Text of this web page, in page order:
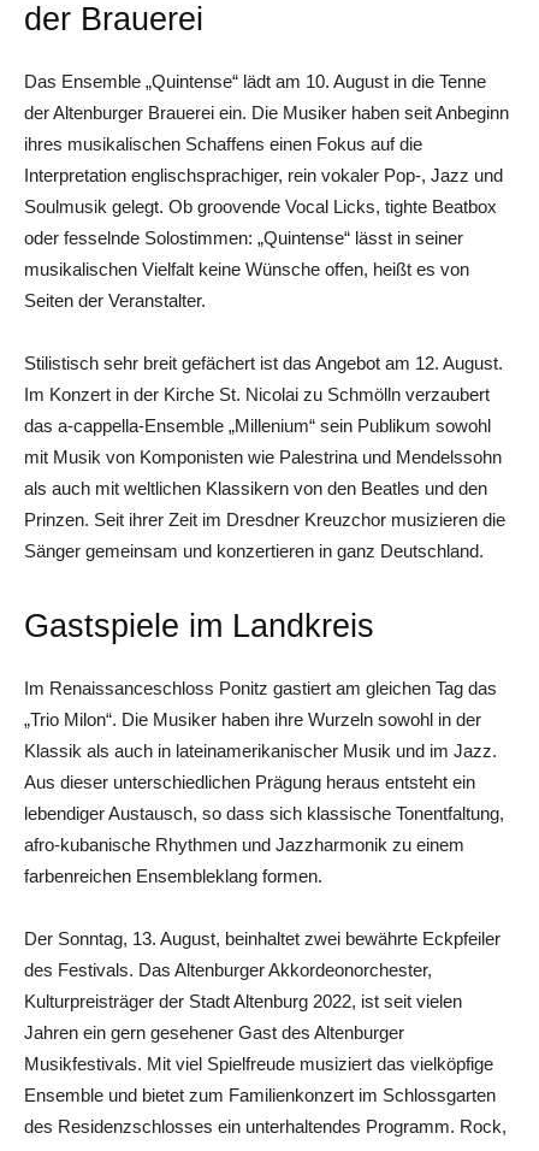
der Brauerei
Das Ensemble „Quintense“ lädt am 10. August in die Tenne
der Altenburger Brauerei ein. Die Musiker haben seit Anbeginn
ihres musikalischen Schaffens einen Fokus auf die
Interpretation englischsprachiger, rein vokaler Pop-, Jazz und
Soulmusik gelegt. Ob groovende Vocal Licks, tighte Beatbox
oder fesselnde Solostimmen: „Quintense“ lässt in seiner
musikalischen Vielfalt keine Wünsche offen, heißt es von
Seiten der Veranstalter.
Stilistisch sehr breit gefächert ist das Angebot am 12. August.
Im Konzert in der Kirche St. Nicolai zu Schmölln verzaubert
das a-cappella-Ensemble „Millenium“ sein Publikum sowohl
mit Musik von Komponisten wie Palestrina und Mendelssohn
als auch mit weltlichen Klassikern von den Beatles und den
Prinzen. Seit ihrer Zeit im Dresdner Kreuzchor musizieren die
Sänger gemeinsam und konzertieren in ganz Deutschland.
Gastspiele im Landkreis
Im Renaissanceschloss Ponitz gastiert am gleichen Tag das
„Trio Milon“. Die Musiker haben ihre Wurzeln sowohl in der
Klassik als auch in lateinamerikanischer Musik und im Jazz.
Aus dieser unterschiedlichen Prägung heraus entsteht ein
lebendiger Austausch, so dass sich klassische Tonentfaltung,
afro-kubanische Rhythmen und Jazzharmonik zu einem
farbenreichen Ensembleklang formen.
Der Sonntag, 13. August, beinhaltet zwei bewährte Eckpfeiler
des Festivals. Das Altenburger Akkordeonorchester,
Kulturpreisträger der Stadt Altenburg 2022, ist seit vielen
Jahren ein gern gesehener Gast des Altenburger
Musikfestivals. Mit viel Spielfreude musiziert das vielköpfige
Ensemble und bietet zum Familienkonzert im Schlossgarten
des Residenzschlosses ein unterhaltendes Programm. Rock,